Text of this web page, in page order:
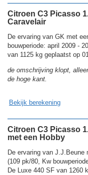
Citroen C3 Picasso
Caravelair
De ervaring van GK met
bouwperiode: april 2009 -
van 1125 kg geplaatst op
de omschrijving klopt,
de hoge kant.
Bekijk berekening
Citroen C3 Picasso
met een Hobby
De ervaring van J.J.Beune
(109 pk/80, Kw
De Luxe 440 SF van 1260